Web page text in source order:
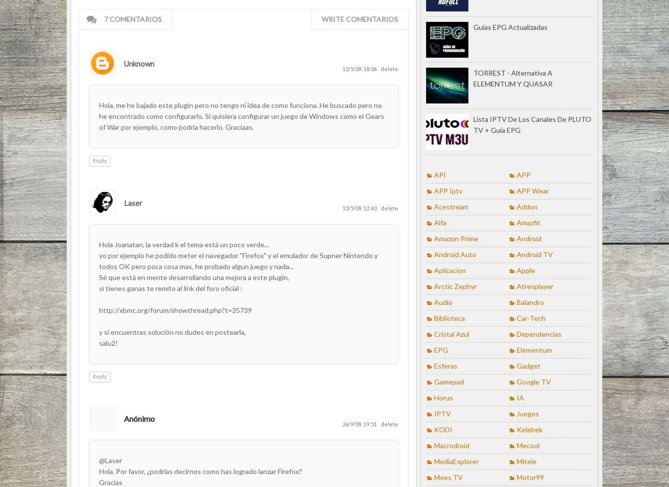
7 COMENTARIOS WRITE COMENTARIOS
Unknown
12/5/09, 18:06 delete
Hola, me he bajado este plugin pero no tengo ni idea de como funciona. He buscado pero no
he encontrado como configurarlo. Si quisiera configurar un juego de Windows como el Gears
of War por ejemplo, como podria hacerlo. Graciaas.
Reply
Laser
13/5/09, 12:43 delete
Hola Joanatan, la verdad k el tema está un poco verde...
yo por ejemplo he podido meter el navegador "Firefox" y el emulador de Supner Nintendo y
todos OK pero poca cosa mas, he probado algun juego y nada...
Sé que está en mente desarrollando una mejora a este plugin,
si tienes ganas te remito al link del foro oficial :
http://xbmc.org/forum/showthread.php?t=35739
y si encuentras solución no dudes en postearla,
salu2!
Reply
Anónimo
26/9/09, 19:51 delete
@Laser
Hola. Por favor, ¿podrias decirnos como has logrado lanzar Firefox?
Gracias
Guías EPG Actualizadas
TORREST - Alternativa A
ELEMENTUM Y QUASAR
Lista IPTV De Los Canales De PLUTO
TV + Guía EPG
API
APP
APP Iptv
APP Wear
Acestream
Addon
Alfa
Amazfit
Amazon Prime
Android
Android Auto
Android TV
Aplicacion
Apple
Arctic Zephyr
Atresplayer
Audio
Balandro
Biblioteca
Car-Tech
Cristal Azul
Dependencias
EPG
Elementum
Esferas
Gadget
Gamepad
Google TV
Horus
IA
IPTV
Juegos
KODI
Kelebek
Macrodroid
Mecool
MediaExplorer
Mitele
Moes TV
Motor99